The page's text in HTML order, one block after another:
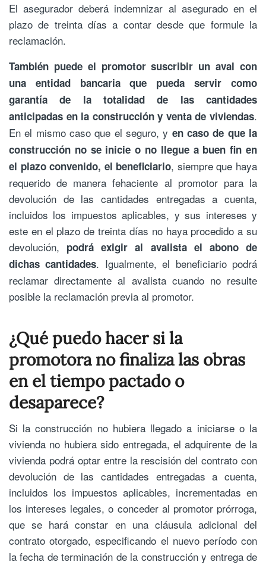
El asegurador deberá indemnizar al asegurado en el
plazo de treinta días a contar desde que formule la
reclamación.
También puede el promotor suscribir un aval con
una entidad bancaria que pueda servir como
garantía de la totalidad de las cantidades
anticipadas en la construcción y venta de viviendas.
En el mismo caso que el seguro, y en caso de que la
construcción no se inicie o no llegue a buen fin en
el plazo convenido, el beneficiario, siempre que haya
requerido de manera fehaciente al promotor para la
devolución de las cantidades entregadas a cuenta,
incluidos los impuestos aplicables, y sus intereses y
este en el plazo de treinta días no haya procedido a su
devolución, podrá exigir al avalista el abono de
dichas cantidades. Igualmente, el beneficiario podrá
reclamar directamente al avalista cuando no resulte
posible la reclamación previa al promotor.
¿Qué puedo hacer si la
promotora no finaliza las obras
en el tiempo pactado o
desaparece?
Si la construcción no hubiera llegado a iniciarse o la
vivienda no hubiera sido entregada, el adquirente de la
vivienda podrá optar entre la rescisión del contrato con
devolución de las cantidades entregadas a cuenta,
incluidos los impuestos aplicables, incrementadas en
los intereses legales, o conceder al promotor prórroga,
que se hará constar en una cláusula adicional del
contrato otorgado, especificando el nuevo período con
la fecha de terminación de la construcción y entrega de